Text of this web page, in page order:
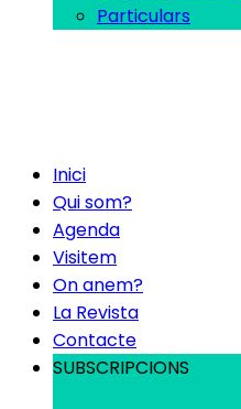
Particulars
Inici
Qui som?
Agenda
Visitem
On anem?
La Revista
Contacte
SUBSCRIPCIONS